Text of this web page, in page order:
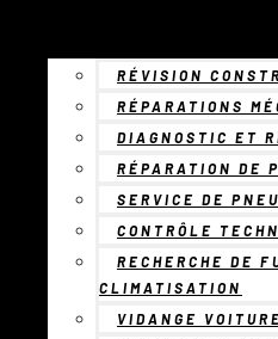
RÉVISION
RÉPARATIONS
DIAGNOSTIC ET
RÉPARATION DE
SERVICE DE
CONTRÔLE
RECHERCHE DE
CLIMATISATION
VIDANGE